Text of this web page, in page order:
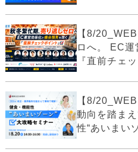
【8/
ロへ。 EC
『直前チェ
【8/
動向を踏ま
性“あいまい